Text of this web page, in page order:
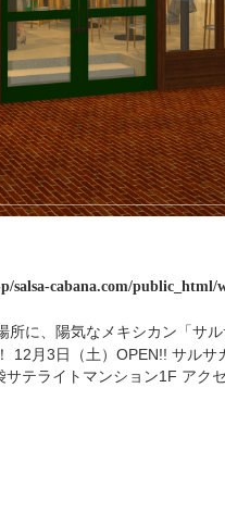
salsa-cabana.com/
所に、陽気なメキシカン「サ
12月3日（土）OPEN!! サル
テライトマンション1F アク